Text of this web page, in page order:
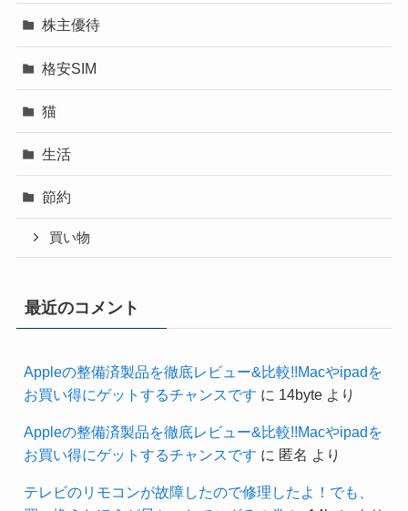
株主優待
格安SIM
猫
生活
節約
買い物
最近のコメント
Appleの整備済製品を徹底レビュー&比較!!Macやipadを
お買い得にゲットするチャンスです に 14byteより
Appleの整備済製品を徹底レビュー&比較!!Macやipadを
お買い得にゲットするチャンスです に 匿名 より
テレビのリモコンが故障したので修理したよ！でも、